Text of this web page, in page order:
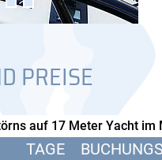
PREISE
auf 17 Meter Yacht im
TAGE